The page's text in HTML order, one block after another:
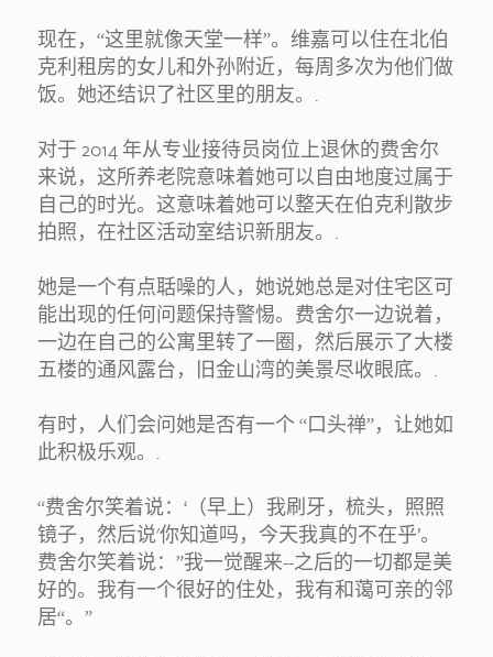
现在，“这里就像天堂一样”。维嘉可以住在北伯
克利租房的女儿和外孙附近，每周多次为他们做
饭。她还结识了社区里的朋友。.
对于 2014 年从专业接待员岗位上退休的费舍尔
来说，这所养老院意味着她可以自由地度过属于
自己的时光。这意味着她可以整天在伯克利散步
拍照，在社区活动室结识新朋友。.
她是一个有点聒噪的人，她说她总是对住宅区可
能出现的任何问题保持警惕。费舍尔一边说着，
一边在自己的公寓里转了一圈，然后展示了大楼
五楼的通风露台，旧金山湾的美景尽收眼底。.
有时，人们会问她是否有一个 “口头禅”，让她如
此积极乐观。.
“费舍尔笑着说：‘（早上）我刷牙，梳头，照照
镜子，然后说'你知道吗，今天我真的不在乎’。
费舍尔笑着说：”我一觉醒来--之后的一切都是美
好的。我有一个很好的住处，我有和蔼可亲的邻
居“。”